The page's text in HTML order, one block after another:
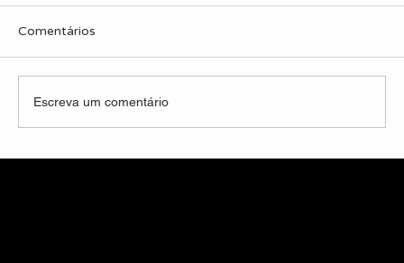
Comentários
Escreva um comentário